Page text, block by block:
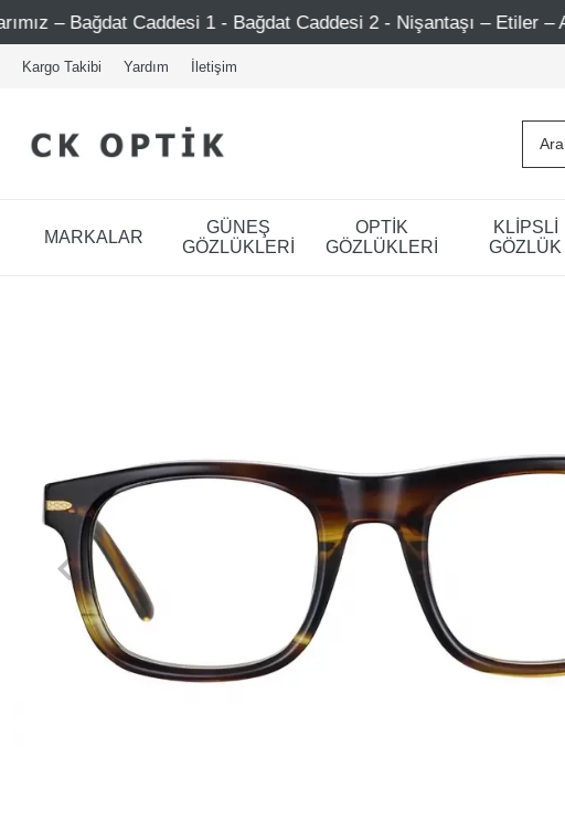
Caddesi 1 - Bağdat Caddesi 2 - Nişantaşı – Etiler – Ataşehir
Kargo Takibi Yardım İletişim
MARKALAR
GÜNEŞ
GÖZLÜKLERİ
OPTİK
GÖZLÜKLERİ
KLİPSLİ
GÖZLÜK